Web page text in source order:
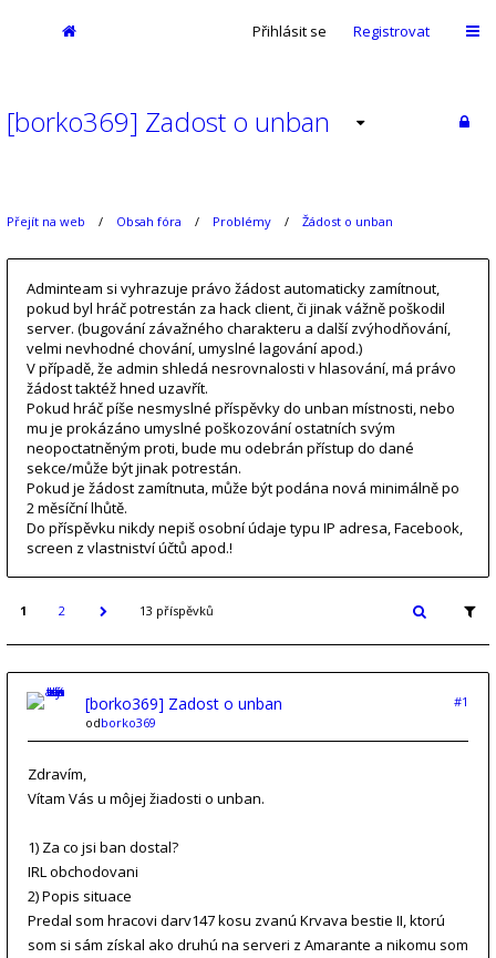
Přihlásit se Registrovat
[borko369] Zadost o unban
Přejít na web Obsah fóra Problémy Žádost o unban
Adminteam si vyhrazuje právo žádost automaticky zamítnout,
pokud byl hráč potrestán za hack client, či jinak vážně poškodil
server. (bugování závažného charakteru a další zvýhodňování,
velmi nevhodné chování, umyslné lagování apod.)
V případě, že admin shledá nesrovnalosti v hlasování, má právo
žádost taktéž hned uzavřít.
Pokud hráč píše nesmyslné příspěvky do unban místnosti, nebo
mu je prokázáno umyslné poškozování ostatních svým
neopoctatněným proti, bude mu odebrán přístup do dané
sekce/může být jinak potrestán.
Pokud je žádost zamítnuta, může být podána nová minimálně po
2 měsíční lhůtě.
Do příspěvku nikdy nepiš osobní údaje typu IP adresa, Facebook,
screen z vlastniství účtů apod.!
1 2 13 příspěvků
[borko369] Zadost o unban
#1
odborko369
Zdravím,
Vítam Vás u môjej žiadosti o unban.
1) Za co jsi ban dostal?
IRL obchodovani
2) Popis situace
Predal som hracovi darv147 kosu zvanú Krvava bestie II, ktorú
som si sám získal ako druhú na serveri z Amarante a nikomu som